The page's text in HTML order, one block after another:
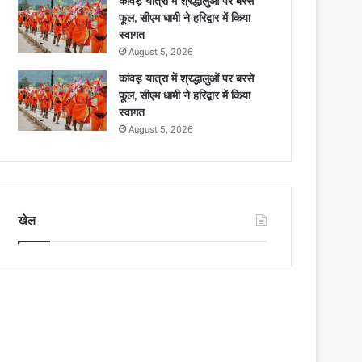
फूल, सीएम धामी ने हरिद्वार में किया
स्वागत
August 5, 2026
कांवड़ यात्रा में श्रद्धालुओं पर बरसे
फूल, सीएम धामी ने हरिद्वार में किया
स्वागत
August 5, 2026
खेल